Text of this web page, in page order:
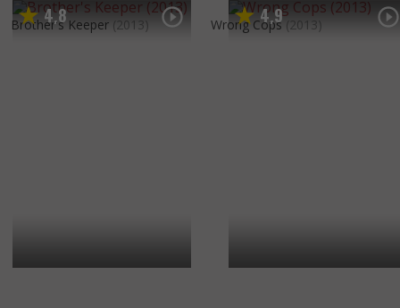
4,8
Brother's Keeper (2013) 4,9
Wrong Cops (2013)